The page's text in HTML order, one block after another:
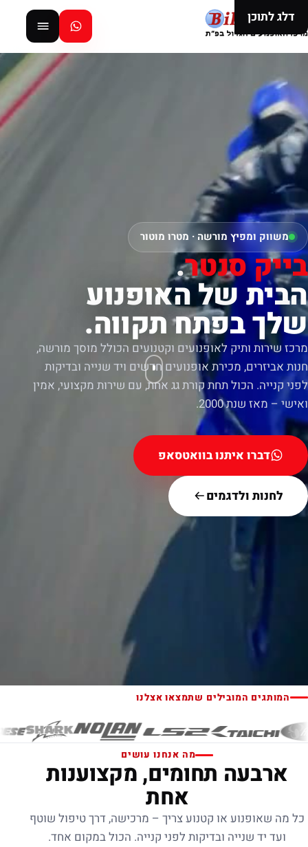
דלג לתוכן
משווק ומפיץ מורשה · מטרו מוטור
בייק סנטר.
הבית של האופנוע
שלך בפתח תקווה.
מרכז שירות ותיק לאופנועים וקטנועים הכולל מוסך מורשה,
חנות אביזרים, מכירת אופנועים חדשים ויד שנייה ובדיקות
לפני קנייה. הכול תחת קורת גג אחת, עם שירות מקצועי, אמין
ואישי – מאז שנת 2000.
דברו איתנו בוואטסאפ
לחנות ולדגמים
המותגים המובילים שתמצאו אצלנו
מה אנחנו עושים
ארבעה תחומים, מקצוענות
אחת
כל מה שאופנוע או קטנוע צריך – מרכישה, דרך טיפול שוטף
ועד יד שנייה ובדיקות לפני קנייה. הכול במקום אחד.